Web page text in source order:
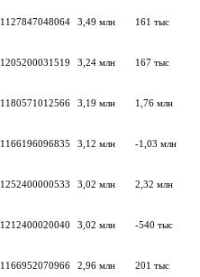
1127847048064 3,49 млн 161 тыс
1205200031519 3,24 млн 167 тыс
1180571012566 3,19 млн 1,76 млн
1166196096835 3,12 млн -1,03 млн
1252400000533 3,02 млн 2,32 млн
1212400020040 3,02 млн -540 тыс
1166952070966 2,96 млн 201 тыс